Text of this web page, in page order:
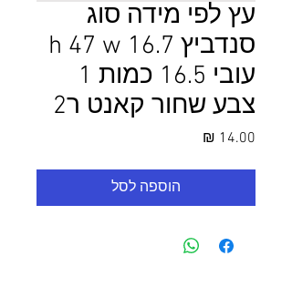
עץ לפי מידה סוג
סנדביץ h 47 w 16.7
עובי 16.5 כמות 1
צבע שחור קאנט ר2
הוספה לסל